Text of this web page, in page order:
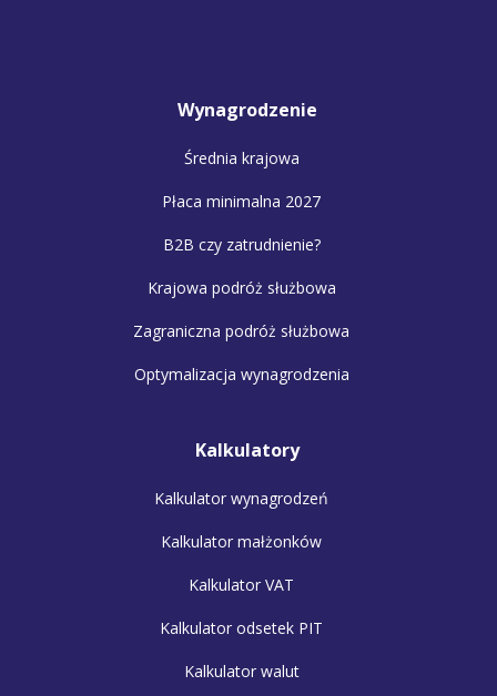
Wynagrodzenie
Średnia krajowa
Płaca minimalna 2027
B2B czy zatrudnienie?
Krajowa podróż służbowa
Zagraniczna podróż służbowa
Optymalizacja wynagrodzenia
Kalkulatory
Kalkulator wynagrodzeń
Kalkulator małżonków
Kalkulator VAT
Kalkulator odsetek PIT
Kalkulator walut